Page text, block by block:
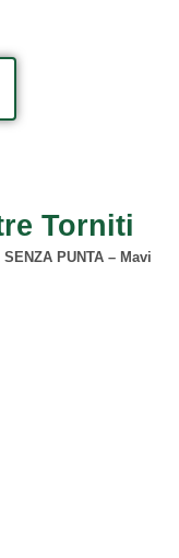
Torniti
SENZA PUNTA – Mavi